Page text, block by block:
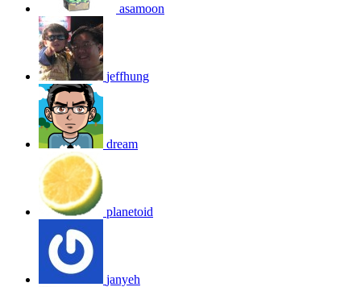
asamoon
jeffhung
dream
planetoid
janyeh